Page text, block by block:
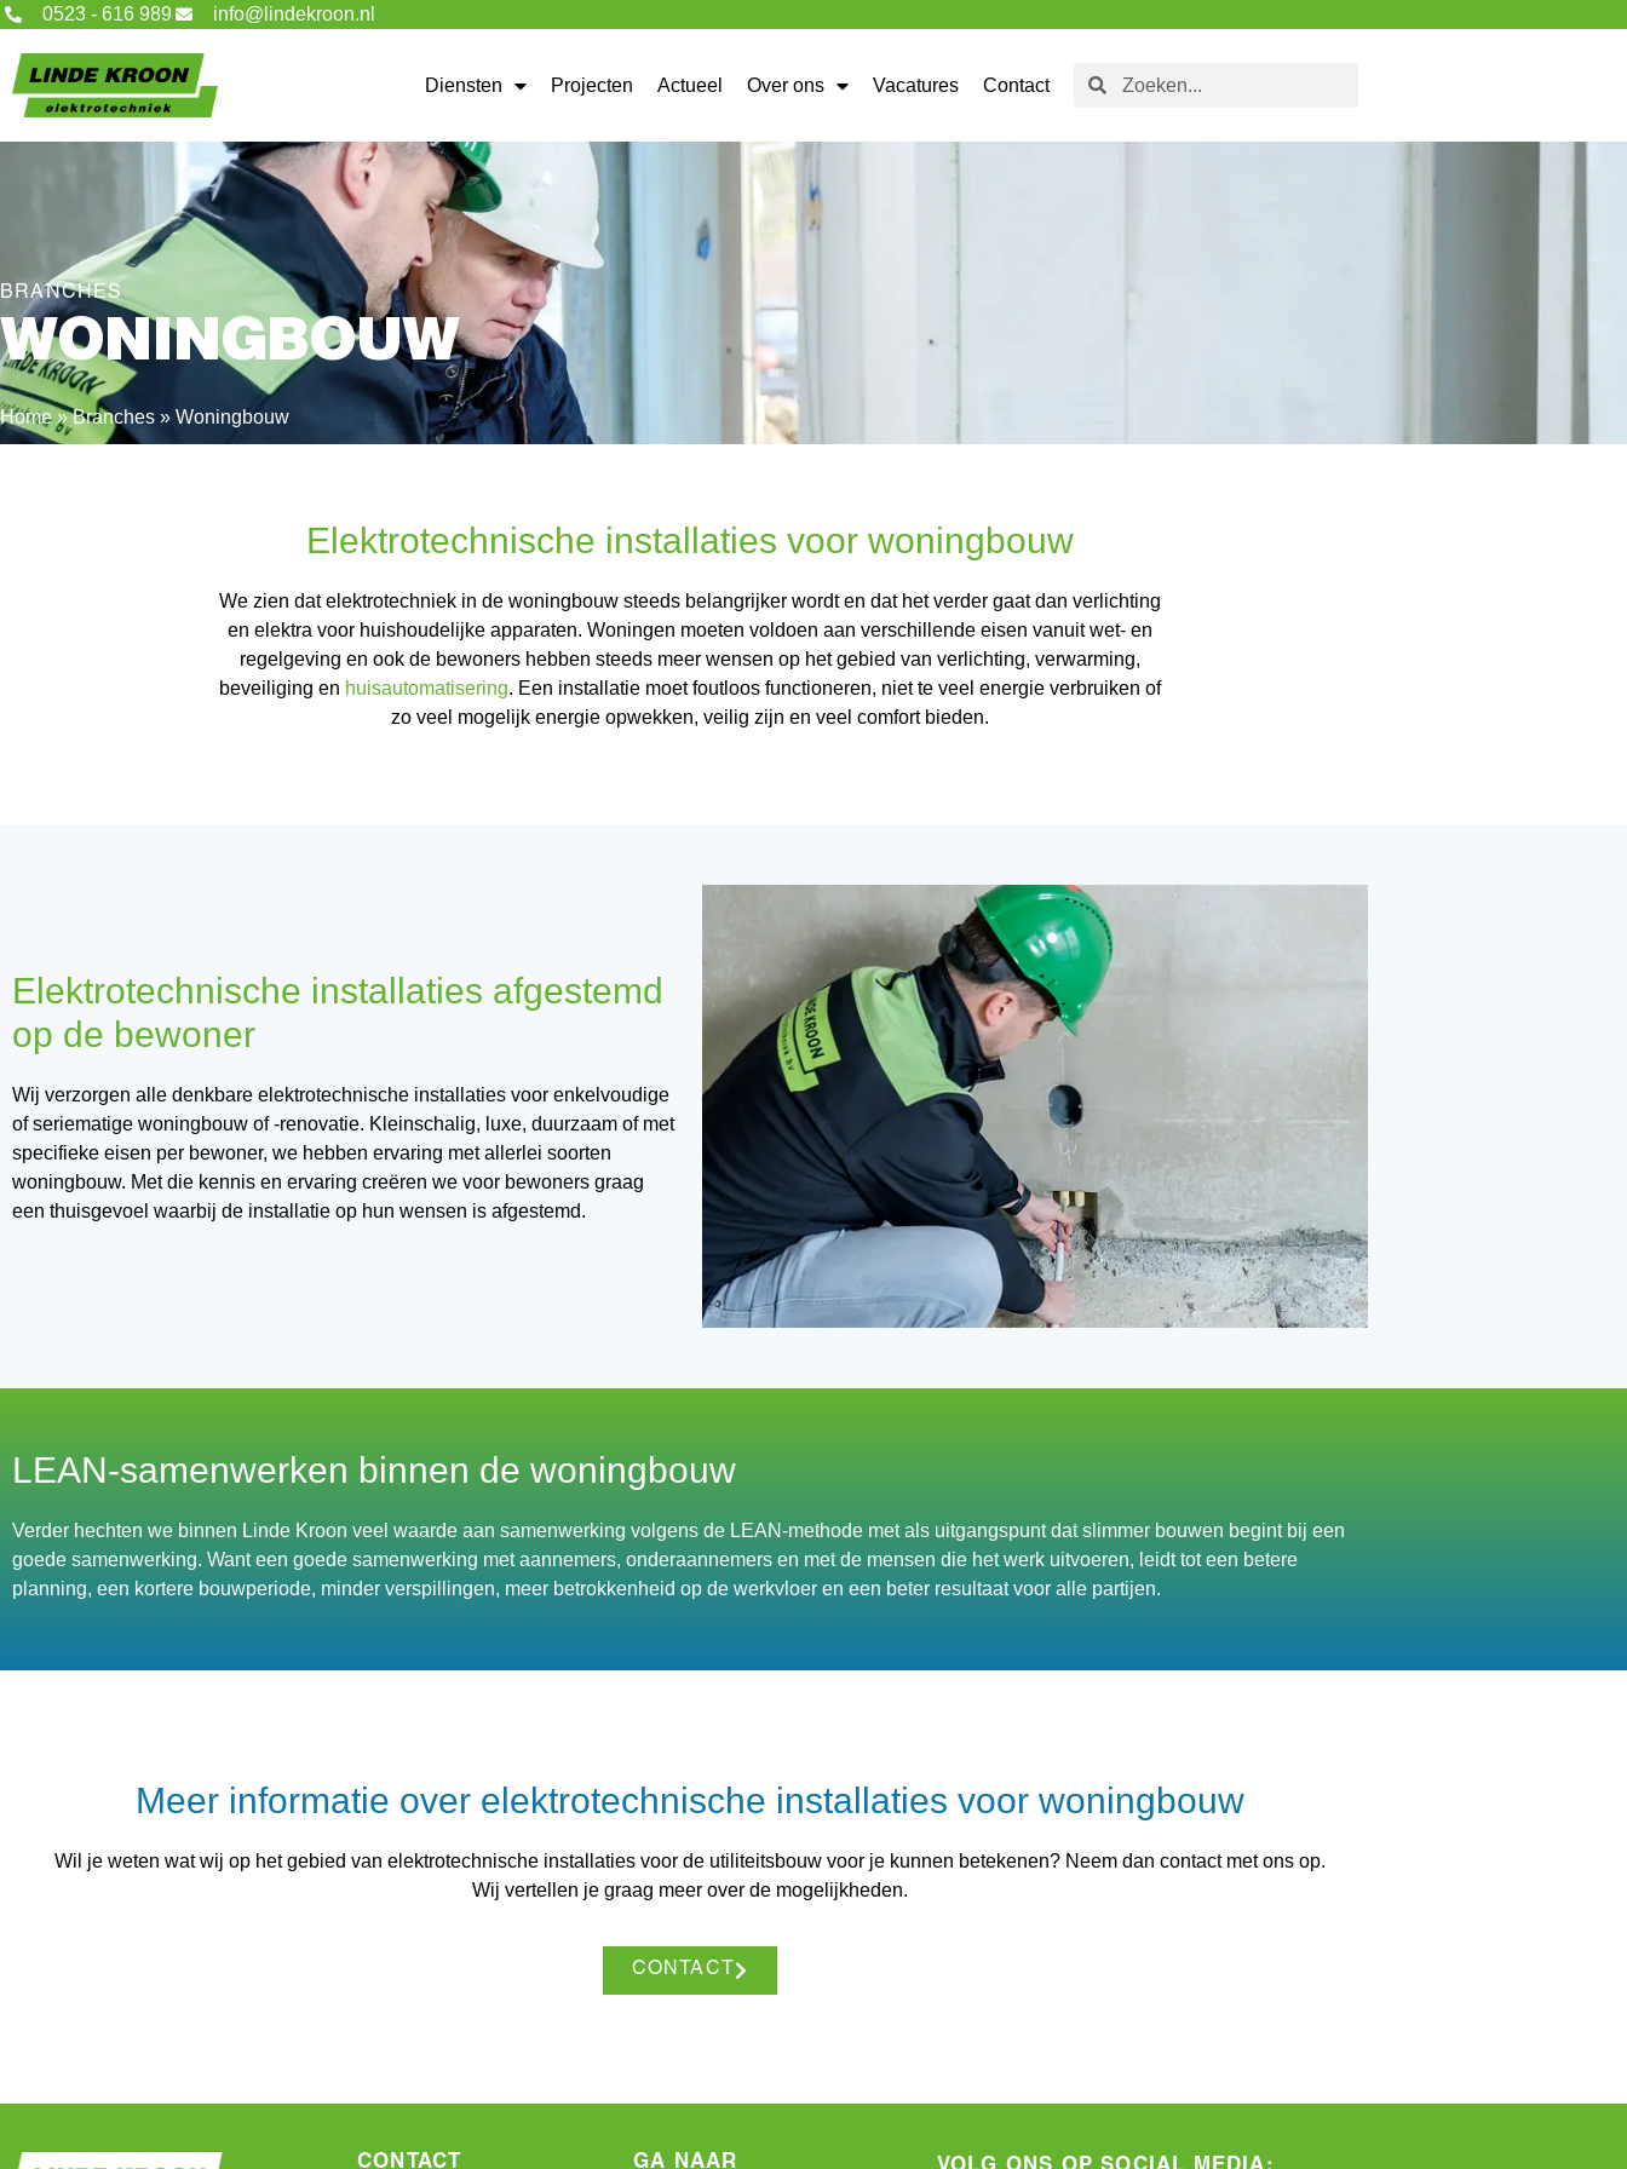
0523 - 616 989 info@lindekroon.nl
Diensten Projecten Actueel Over ons Vacatures Contact
BRANCHES
WONINGBOUW
Home»Branches » Woningbouw
Elektrotechnische installaties voor woningbouw
We zien dat elektrotechniek in de woningbouw steeds belangrijker wordt en dat het verder gaat dan verlichting
en elektra voor huishoudelijke apparaten. Woningen moeten voldoen aan verschillende eisen vanuit wet- en
regelgeving en ook de bewoners hebben steeds meer wensen op het gebied van verlichting, verwarming,
beveiliging en huisautomatisering. Een installatie moet foutloos functioneren, niet te veel energie verbruiken of
zo veel mogelijk energie opwekken, veilig zijn en veel comfort bieden.
Elektrotechnische installaties afgestemd
op de bewoner
Wij verzorgen alle denkbare elektrotechnische installaties voor enkelvoudige
of seriematige woningbouw of -renovatie. Kleinschalig, luxe, duurzaam of met
specifieke eisen per bewoner, we hebben ervaring met allerlei soorten
woningbouw. Met die kennis en ervaring creëren we voor bewoners graag
een thuisgevoel waarbij de installatie op hun wensen is afgestemd.
LEAN-samenwerken binnen de woningbouw
Verder hechten we binnen Linde Kroon veel waarde aan samenwerking volgens de LEAN-methode met als uitgangspunt dat slimmer bouwen begint bij een
goede samenwerking. Want een goede samenwerking met aannemers, onderaannemers en met de mensen die het werk uitvoeren, leidt tot een betere
planning, een kortere bouwperiode, minder verspillingen, meer betrokkenheid op de werkvloer en een beter resultaat voor alle partijen.
Meer informatie over elektrotechnische installaties voor woningbouw
Wil je weten wat wij op het gebied van elektrotechnische installaties voor de utiliteitsbouw voor je kunnen betekenen? Neem dan contact met ons op.
Wij vertellen je graag meer over de mogelijkheden.
CONTACT
CONTACT GA NAAR